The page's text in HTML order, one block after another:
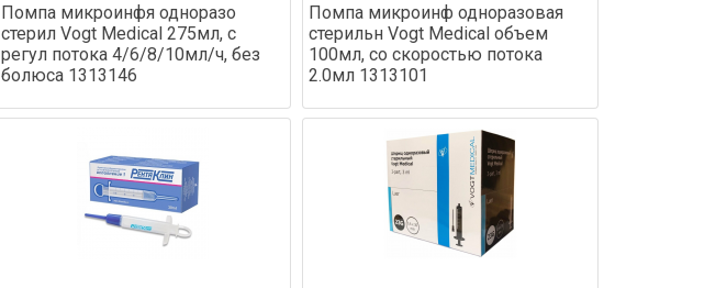
Помпа микроинфя одноразо
стерил Vogt Medical 275мл, с
регул потока 4/6/8/10мл/ч, без
болюса 1313146
Помпа микроинф одноразовая
стерильн Vogt Medical объем
100мл, со скоростью потока
2.0мл 1313101